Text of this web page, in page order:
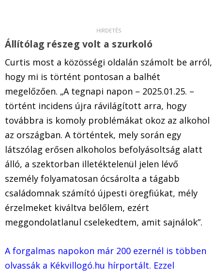
Állítólag részeg volt a szurkoló
Curtis most a közösségi oldalán számolt be arról,
hogy mi is történt pontosan a balhét
megelőzően. „A tegnapi napon – 2025.01.25. –
történt incidens újra rávilágított arra, hogy
továbbra is komoly problémákat okoz az alkohol
az országban. A történtek, mely során egy
látszólag erősen alkoholos befolyásoltság alatt
álló, a szektorban illetéktelenül jelen lévő
személy folyamatosan ócsárolta a tágabb
családomnak számító újpesti öregfiúkat, mély
érzelmeket kiváltva belőlem, ezért
meggondolatlanul cselekedtem, amit sajnálok”.
A forgalmas napokon már 200 ezernél is többen
olvassák a Kékvillogó.hu hírportált. Ezzel